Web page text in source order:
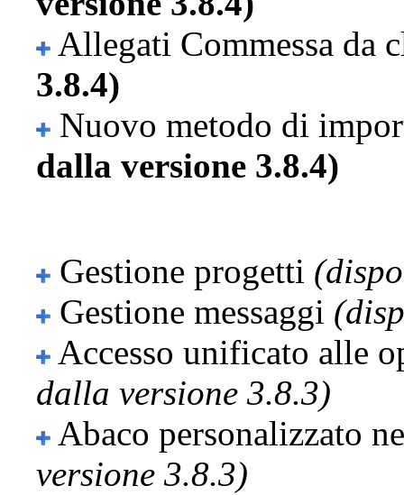
Allegati Commessa da
3.8.4)
Nuovo metodo di
dalla versione 3.8.4)
Gestione progetti
Gestione messaggi
Accesso unificato alle
dalla versione 3.8.3)
Abaco personalizzato
versione 3.8.3)